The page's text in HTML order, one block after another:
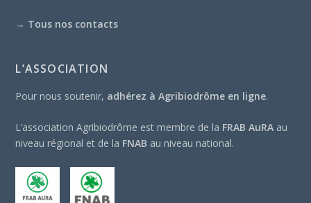
→ Tous nos contacts
L’ASSOCIATION
Pour nous soutenir, adhérez à Agribiodrôme en ligne.
L’association Agribiodrôme est membre de la FRAB AuRA au
niveau régional et de la FNAB au niveau national.